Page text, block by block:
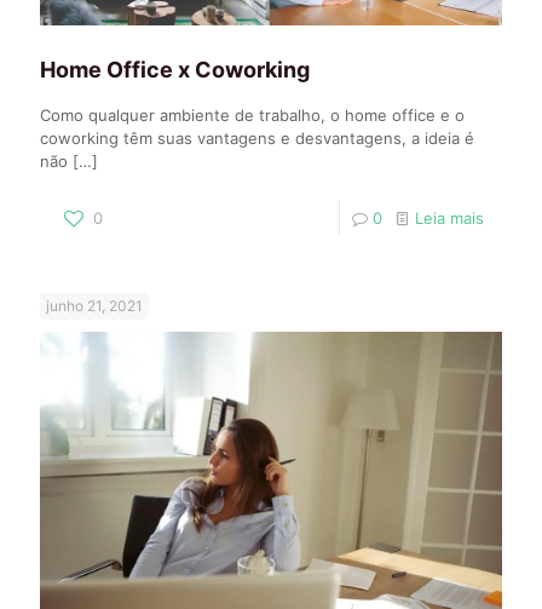
Home Office x Coworking
Como qualquer ambiente de trabalho, o home office e o
coworking têm suas vantagens e desvantagens, a ideia é
não […]
0 0 Leia mais
junho 21, 2021